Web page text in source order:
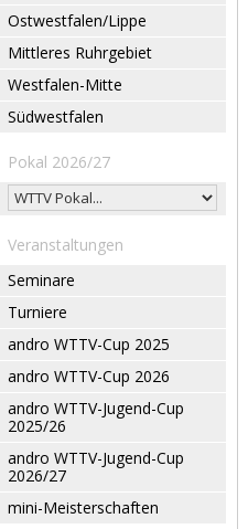
Ostwestfalen/Lippe
Mittleres Ruhrgebiet
Westfalen-Mitte
Südwestfalen
Pokal 2026/27
Veranstaltungen
Seminare
Turniere
andro WTTV-Cup 2025
andro WTTV-Cup 2026
andro WTTV-Jugend-Cup
2025/26
andro WTTV-Jugend-Cup
2026/27
mini-Meisterschaften